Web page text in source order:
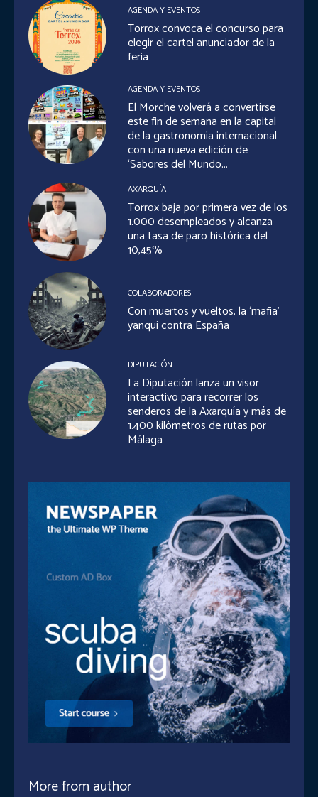
AGENDA Y EVENTOS
Torrox convoca el concurso para
elegir el cartel anunciador de la
feria
AGENDA Y EVENTOS
El Morche volverá a convertirse
este fin de semana en la capital
de la gastronomía internacional
con una nueva edición de
‘Sabores del Mundo...
AXARQUÍA
Torrox baja por primera vez de los
1.000 desempleados y alcanza
una tasa de paro histórica del
10,45%
COLABORADORES
Con muertos y vueltos, la ‘mafia’
yanqui contra España
DIPUTACIÓN
La Diputación lanza un visor
interactivo para recorrer los
senderos de la Axarquía y más de
1.400 kilómetros de rutas por
Málaga
More from author